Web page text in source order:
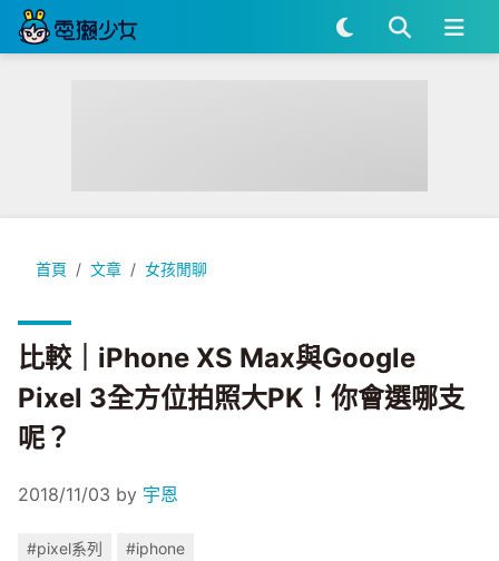
首頁 文章 女孩閒聊
比較｜iPhone XS Max與Google Pixel 3全方位拍照大PK！你
比較｜iPhone XS Max與Google
Pixel 3全方位拍照大PK！你會選哪支
呢？
2018/11/03 by 宇恩
#pixel系列 #iphone